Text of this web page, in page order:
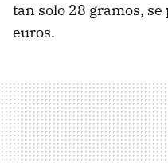
tan solo 28 gramos,
euros.